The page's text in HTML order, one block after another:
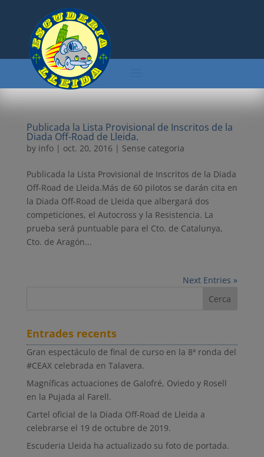
Publicada la Lista Provisional de Inscritos de la
Diada Off-Road de Lleida.
by info| oct. 20, 2016 | Sense categoria
Publicada la Lista Provisional de Inscritos de la Diada
Off-Road de Lleida.Más de 60 pilotos se darán cita en
la Diada Off-Road de Lleida que albergará dos
competiciones, el Autocross y la Resistencia. La
prueba será puntuable para el Cto. de Catalunya,
Cto. de Aragón...
Next Entries »
Entrades recents
Gran espectáculo de final de curso en la 8ª ronda del
#CEAX celebrada en Talavera.
Magníficas actuaciones de Galofré, Oviedo y Rosell
en la Pujada al Farell.
Cartel oficial de la Diada Off-Road de Lleida a
celebrarse el 19 de octubre de 2019.
Escuderia Lleida ha actualizado su foto de portada.